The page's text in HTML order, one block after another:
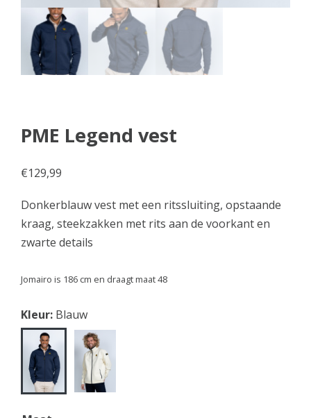
PME Legend vest
€129,99
Donkerblauw vest met een ritssluiting, opstaande
kraag, steekzakken met rits aan de voorkant en
zwarte details
Jomairo is 186 cm en draagt maat 48
Kleur: Blauw